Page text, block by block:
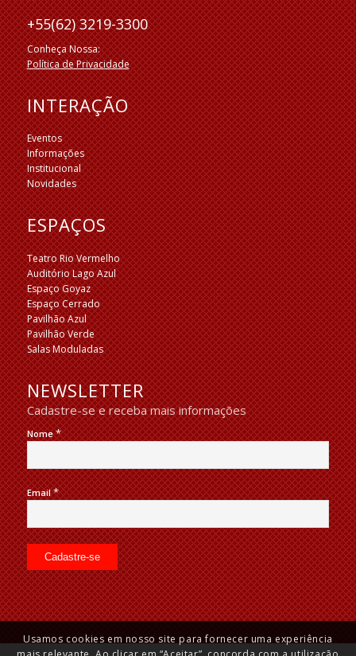
+55(62) 3219-3300
Conheça Nossa:
Política de Privacidade
INTERAÇÃO
Eventos
Informações
Institucional
Novidades
ESPAÇOS
Teatro Rio Vermelho
Auditório Lago Azul
Espaço Goyaz
Espaço Cerrado
Pavilhão Azul
Pavilhão Verde
Salas Moduladas
NEWSLETTER
Cadastre-se e receba mais informações
Nome*
Email*
Usamos cookies em nosso site para fornecer uma experiência